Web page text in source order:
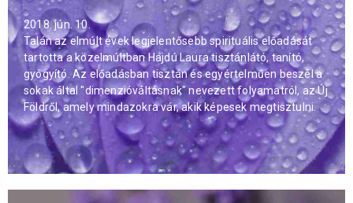
2018. jún. 10.
Talán az elmúlt évek legjelentősebb spirituális előadását
tartotta a közelmúltban Hajdú Laura tisztánlátó, tanító,
gyógyító. Az előadásban tisztán és egyértelműen beszél a
sokak által "dimenzióváltásnak" nevezett folyamatról, az Új
Földről, amely mindazokra vár, akik képesek megtisztulni.